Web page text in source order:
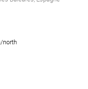
north